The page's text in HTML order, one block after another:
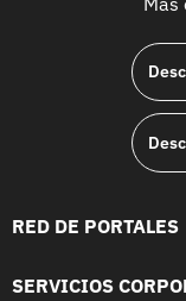
RED DE PORTALES
SERVICIOS